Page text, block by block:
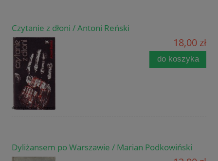
Czytanie z dłoni / Antoni Reński
18,00 zł
do koszyka
Dyliżansem po Warszawie / Marian Podkowiński